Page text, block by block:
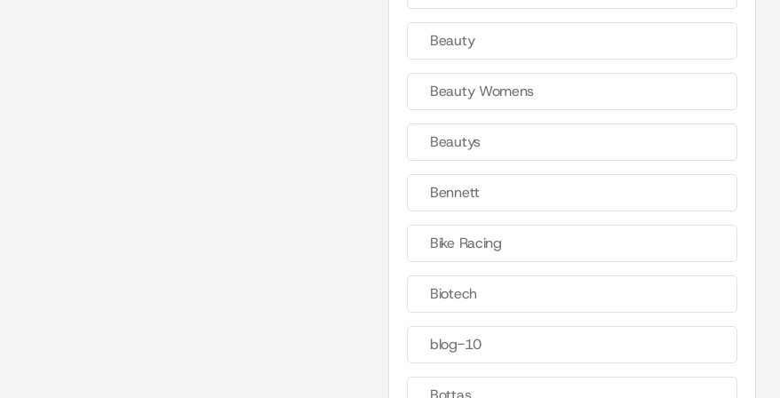
Beauty
Beauty Womens
Beautys
Bennett
Bike Racing
Biotech
blog-10